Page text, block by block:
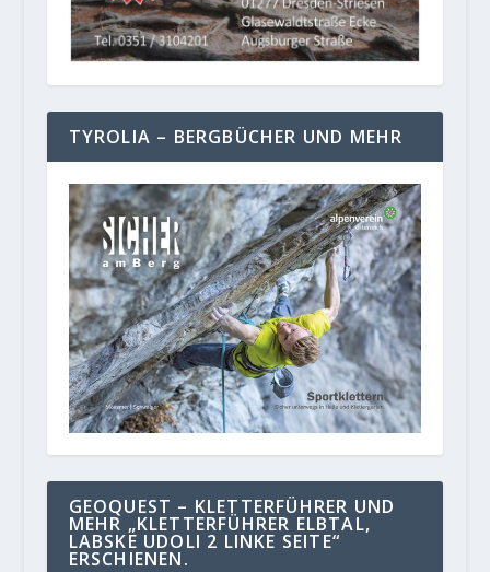
TYROLIA – BERGBÜCHER UND MEHR
GEOQUEST – KLETTERFÜHRER UND
MEHR „KLETTERFÜHRER ELBTAL,
LABSKE UDOLI 2 LINKE SEITE“
ERSCHIENEN.